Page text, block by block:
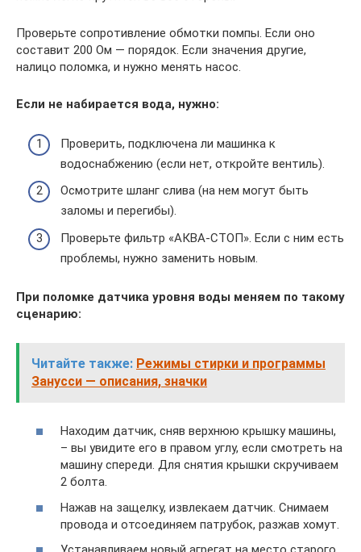
Проверьте сопротивление обмотки помпы. Если оно
составит 200 Ом — порядок. Если значения другие,
налицо поломка, и нужно менять насос.
Если не набирается вода, нужно:
Проверить, подключена ли машинка к
водоснабжению (если нет, откройте вентиль).
Осмотрите шланг слива (на нем могут быть
заломы и перегибы).
Проверьте фильтр «АКВА-СТОП». Если с ним есть
проблемы, нужно заменить новым.
При поломке датчика уровня воды меняем по такому
сценарию:
Читайте также: Режимы стирки и программы
Занусси — описания, значки
Находим датчик, сняв верхнюю крышку машины,
– вы увидите его в правом углу, если смотреть на
машину спереди. Для снятия крышки скручиваем
2 болта.
Нажав на защелку, извлекаем датчик. Снимаем
провода и отсоединяем патрубок, разжав хомут.